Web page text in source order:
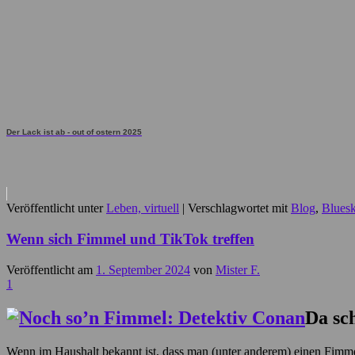
Der Lack ist ab - out of ostern 2025
Veröffentlicht unter Leben, virtuell | Verschlagwortet mit Blog,
Wenn sich Fimmel und TikTok treffen
Veröffentlicht am 1. September 2024 von Mister F.
1
Da
Wenn im Haushalt bekannt ist, dass man (unter anderem) einen